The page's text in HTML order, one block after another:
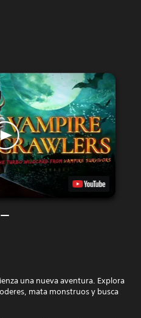
una nueva aventura. Explora
mata monstruos y busca